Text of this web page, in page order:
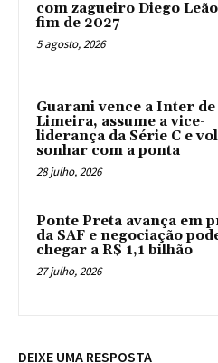
com zagueiro Diego
fim de 2027
5 agosto, 2026
Guarani vence a Inter de
Limeira, assume a vice-
liderança da Série C e
sonhar com a ponta
28 julho, 2026
Ponte Preta avança em
da SAF e negociação
chegar a R$ 1,1 bilhão
27 julho, 2026
DEIXE UMA RESPOSTA